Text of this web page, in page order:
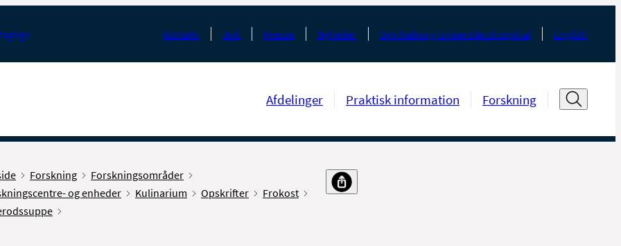
Kontakt Job Presse Nyheder Om Aalborg Universitetshospital English
Afdelinger Praktisk information Forskning
Forskning
Forskningsområder
og enheder
Kulinarium Opskrifter
Frokost